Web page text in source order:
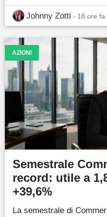
Johnny Zotti - 18 ore fa
AZIONI
Semestrale
record: utile a
+39,6%
La semestrale di